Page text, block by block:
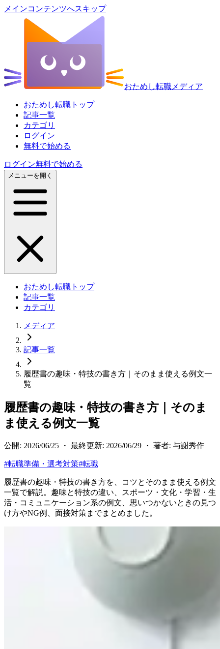
メインコンテンツへスキップ
おためし転職メディア
おためし転職トップ
記事一覧
カテゴリ
ログイン
無料で始める
ログイン無料で始める
メニューを開く
おためし転職トップ
記事一覧
カテゴリ
メディア
記事一覧
履歴書の趣味・特技の書き方｜そのまま使える例文一
覧
履歴書の趣味・特技の書き方｜そのま
ま使える例文一覧
公開: 2026/06/25 ・ 最終更新: 2026/06/29 ・ 著者: 与謝秀作
#転職準備・選考対策#転職
履歴書の趣味・特技の書き方を、コツとそのまま使える例文
一覧で解説。趣味と特技の違い、スポーツ・文化・学習・生
活・コミュニケーション系の例文、思いつかないときの見つ
け方やNG例、面接対策までまとめました。